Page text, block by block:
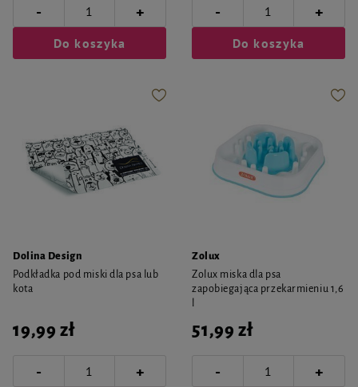
- +
Do koszyka
- +
Do koszyka
Dolina Design
Podkładka pod miski dla psa lub
kota
19,99 zł
- +
Zolux
Zolux miska dla psa
zapobiegająca przekarmieniu 1,6
51,99 zł
- +